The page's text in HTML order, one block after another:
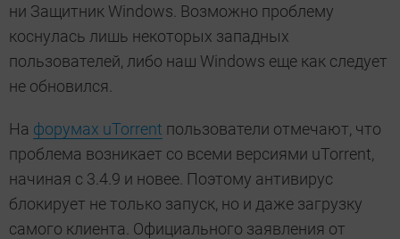
ни Защитник Windows. Возможно проблему
коснулась лишь некоторых западных
пользователей, либо наш Windows еще как следует
не обновился.
На форумах uTorrent пользователи отмечают, что
проблема возникает со всеми версиями uTorrent,
начиная с 3.4.9 и новее. Поэтому антивирус
блокирует не только запуск, но и даже загрузку
самого клиента. Официального заявления от